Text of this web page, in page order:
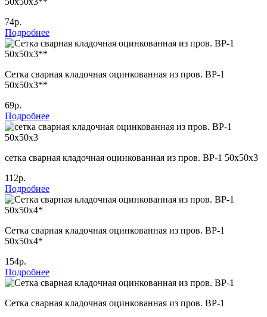
74р.
Подробнее
Сетка сварная кладочная оцинкованная из пров. ВР-1
50х50х3**
69р.
Подробнее
сетка сварная кладочная оцинкованная из пров. ВР-1 50х50х3
112р.
Подробнее
Сетка сварная кладочная оцинкованная из пров. ВР-1
50х50х4*
154р.
Подробнее
Сетка сварная кладочная оцинкованная из пров. ВР-1